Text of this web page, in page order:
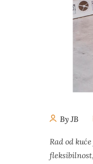
By JB
Rad od